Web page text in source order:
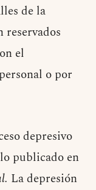
de la
reservados
el
o por
depresivo
publicado en
La depresión